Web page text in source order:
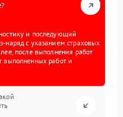
и последующий
наряд с указанием страховых
после выполнения работ
выполненных работ и